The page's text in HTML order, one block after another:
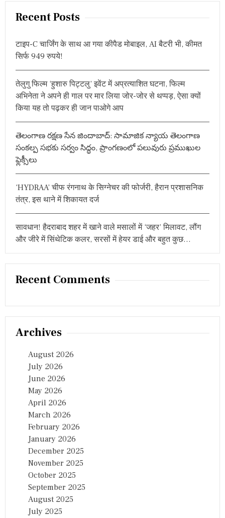
त
ने
हू
छो
र
ये
Recent Posts
टाइप-C चार्जिंग के साथ आ गया कीपैड मोबाइल, AI बैटरी भी, कीमत
सिर्फ 949 रुपये!
तेलुगु फिल्म ‘हुशारु पिट्टलु’ इवेंट में अप्रत्याशित घटना, फिल्म
अभिनेता ने अपने ही गाल पर मार लिया जोर-जोर से थप्पड़, ऐसा क्यों
किया यह तो पढ़कर ही जान पाओगे आप
తెలంగాణ రక్షణ సేన జిందాబాద్: సామాజిక న్యాయ తెలంగాణ
సంకల్ప సభకు సర్వం సిద్ధం, ప్రాంగణంలో పలువురు ప్రముఖుల
ఫ్లెక్సీలు
‘HYDRAA’ चीफ रंगनाथ के सिग्नेचर की फोर्जरी, हैरान प्रशासनिक
तंत्र, इस थाने में शिकायत दर्ज
सावधान! हैदराबाद शहर में खाने वाले मसालों में ‘जहर’ मिलावट, लौंग
और जीरे में सिंथेटिक कलर, सरसों में हेयर डाई और बहुत कुछ…
Recent Comments
Archives
August 2026
July 2026
June 2026
May 2026
April 2026
March 2026
February 2026
January 2026
December 2025
November 2025
October 2025
September 2025
August 2025
July 2025